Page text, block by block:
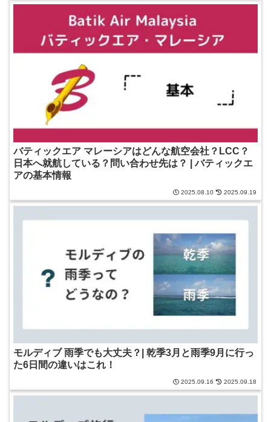
バティックエア マレーシアはどんな航空会社？LCC？
日本へ就航している？問い合わせ先は？ | バティックエ
アの基本情報
2025.08.10 2025.09.19
モルディブ 雨季でも大丈夫？| 乾季3月と雨季9月に行っ
た6日間の違いはこれ！
2025.09.16 2025.09.18